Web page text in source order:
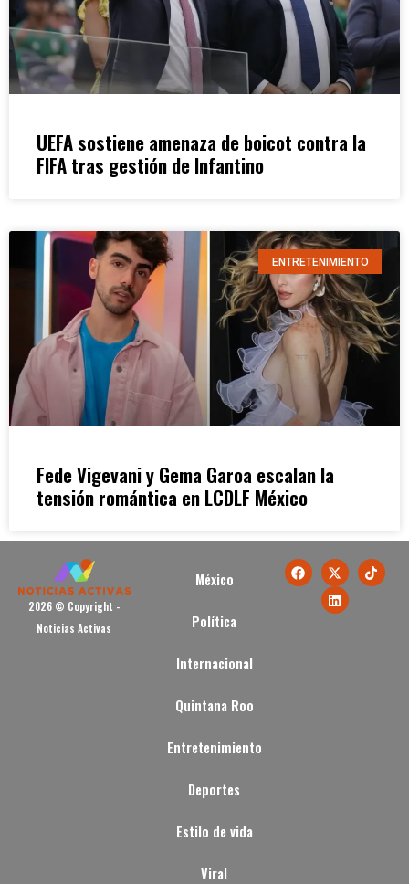
UEFA sostiene amenaza de boicot contra la
FIFA tras gestión de Infantino
ENTRETENIMIENTO
Fede Vigevani y Gema Garoa escalan la
tensión romántica en LCDLF México
2026 © Copyright -
Noticias Activas
México
Política
Internacional
Quintana Roo
Entretenimiento
Deportes
Estilo de vida
Viral